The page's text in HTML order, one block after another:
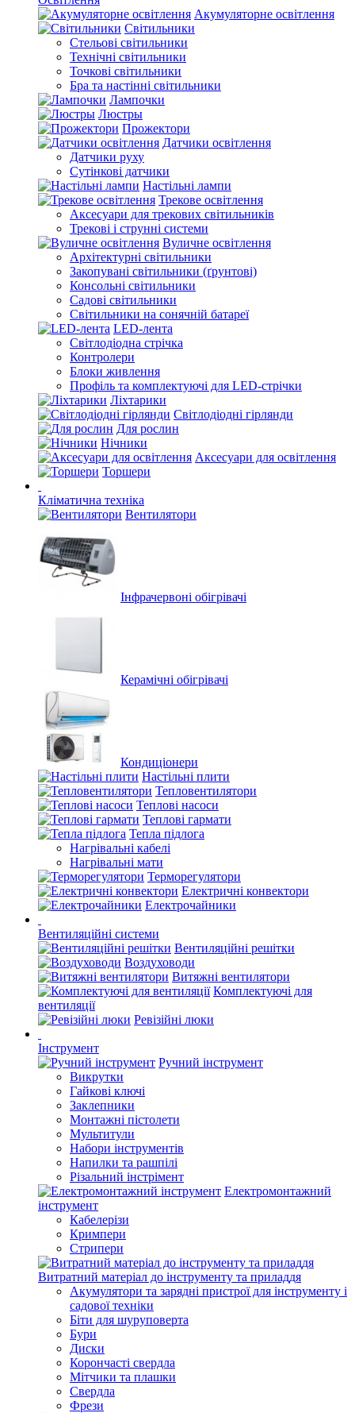
Акумуляторне освітлення
Світильники
Стельові світильники
Технічні світильники
Точкові світильники
Бра та настінні світильники
Лампочки
Люстры
Прожектори
Датчики освітлення
Датчики руху
Сутінкові датчики
Настільні лампи
Трекове освітлення
Аксесуари для трекових світильників
Трекові і струнні системи
Вуличне освітлення
Архітектурні світильники
Закопувані світильники (ґрунтові)
Консольні світильники
Садові світильники
Світильники на сонячній батареї
LED-лента
Світлодіодна стрічка
Контролери
Блоки живлення
Профіль та комплектуючі для LED-стрічки
Ліхтарики
Світлодіодні гірлянди
Для рослин
Нічники
Аксесуари для освітлення
Торшери
Кліматична техніка
Вентилятори
Інфрачервоні обігрівачі
Керамічні обігрівачі
Кондиціонери
Настільні плити
Тепловентилятори
Теплові насоси
Теплові гармати
Тепла підлога
Нагрівальні кабелі
Нагрівальні мати
Терморегулятори
Електричні конвектори
Електрочайники
Вентиляційні системи
Вентиляційні решітки
Воздуховоди
Витяжні вентилятори
Комплектуючі для
вентиляції
Ревізійні люки
Інструмент
Ручний інструмент
Викрутки
Гайкові ключі
Заклепники
Монтажні пістолети
Мультитули
Набори інструментів
Напилки та рашпілі
Різальний інстрімент
Електромонтажний
інструмент
Кабелерізи
Кримпери
Стрипери
Витратний матеріал до інструменту та приладдя
Акумулятори та зарядні пристрої для інструменту і
садової техніки
Біти для шуруповерта
Бури
Диски
Корончасті свердла
Мітчики та плашки
Свердла
Фрези